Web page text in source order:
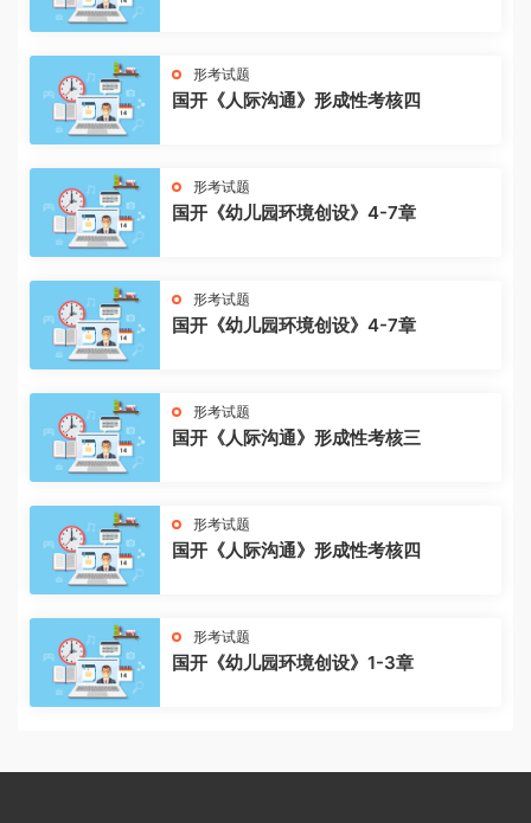
形考试题
国开《人际沟通》形成性考核四
形考试题
国开《幼儿园环境创设》4-7章
形考试题
国开《幼儿园环境创设》4-7章
形考试题
国开《人际沟通》形成性考核三
形考试题
国开《人际沟通》形成性考核四
形考试题
国开《幼儿园环境创设》1-3章